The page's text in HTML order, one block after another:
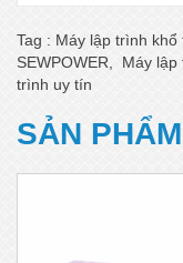
Tag : Máy lập trình khổ
SEWPOWER, Máy lập
trình uy tín
SẢN